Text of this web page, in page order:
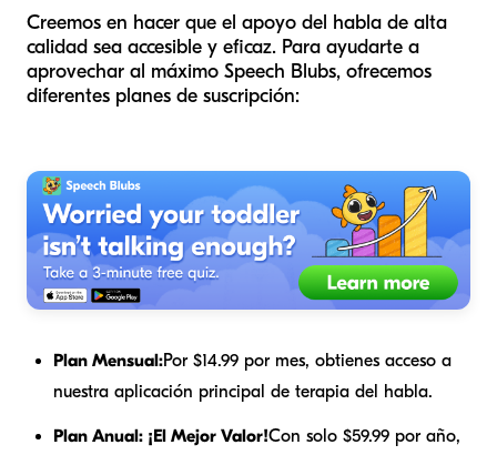
Creemos en hacer que el apoyo del habla de alta
calidad sea accesible y eficaz. Para ayudarte a
aprovechar al máximo Speech Blubs, ofrecemos
diferentes planes de suscripción:
Plan Mensual:Por $14.99 por mes, obtienes acceso a
nuestra aplicación principal de terapia del habla.
Plan Anual: ¡El Mejor Valor!Con solo $59.99 por año,